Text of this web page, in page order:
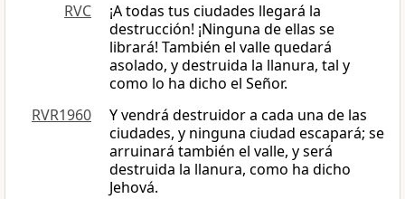
RVC
¡A todas tus ciudades llegará la
destrucción! ¡Ninguna de ellas se
librará! También el valle quedará
asolado, y destruida la llanura, tal y
como lo ha dicho el Señor.
RVR1960
Y vendrá destruidor a cada una de las
ciudades, y ninguna ciudad escapará; se
arruinará también el valle, y será
destruida la llanura, como ha dicho
Jehová.